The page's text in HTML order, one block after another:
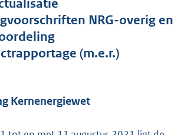
K NRG-overig en
(m.e.r.)
Kernenergiewet